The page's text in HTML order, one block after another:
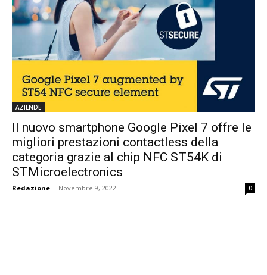
AZIENDE
Il nuovo smartphone Google Pixel 7 offre le
migliori prestazioni contactless della
categoria grazie al chip NFC ST54K di
STMicroelectronics
Redazione - Novembre 9, 2022 0